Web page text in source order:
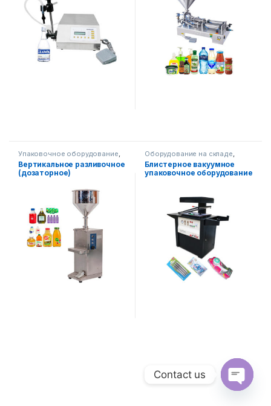
Упаковочное оборудование
Диспенсерное оборудование
Вертикальное разливочное
(дозаторное)
Оборудование на складе
Упаковочное оборудование
Блистерное вакуумное
упаковочное оборудование
Contact us